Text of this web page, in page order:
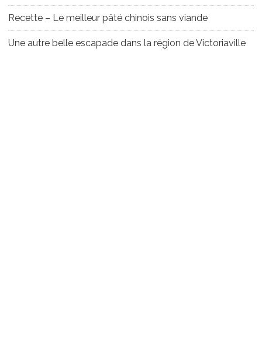
Recette – Le meilleur pâté chinois sans viande
Une autre belle escapade dans la région de Victoriaville